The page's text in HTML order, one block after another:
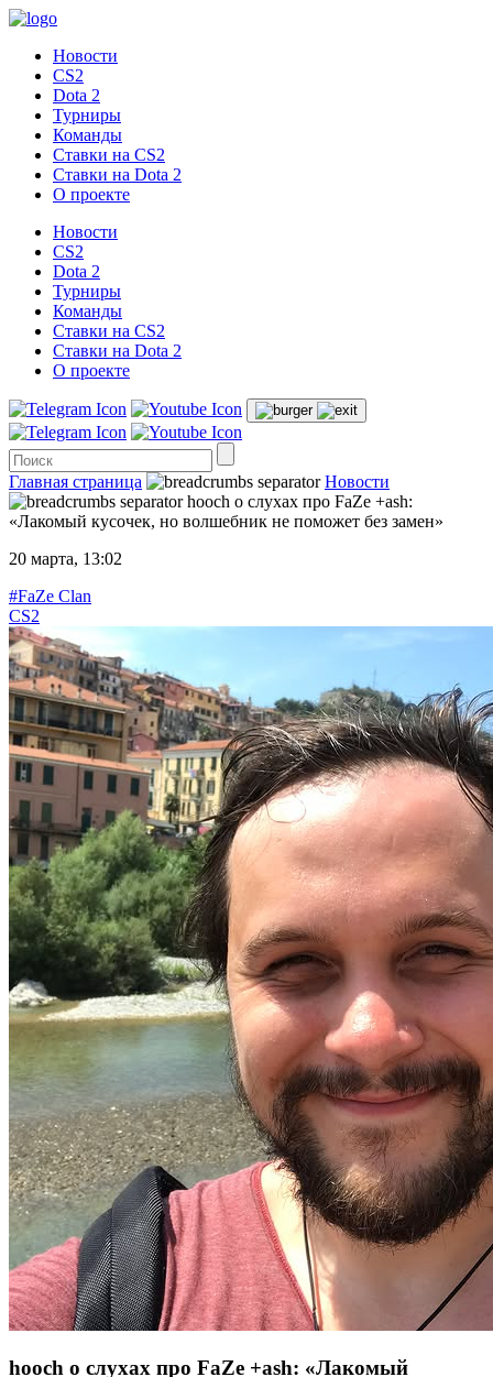
Новости
CS2
Dota 2
Турниры
Команды
Ставки на CS2
Ставки на Dota 2
О проекте
Новости
CS2
Dota 2
Турниры
Команды
Ставки на CS2
Ставки на Dota 2
О проекте
Главная страница
Новости
hooch о слухах про FaZe +ash:
«Лакомый кусочек, но волшебник не поможет без замен»
20 марта, 13:02
#FaZe Clan
CS2
hooch о слухах про FaZe +ash: «Лакомый